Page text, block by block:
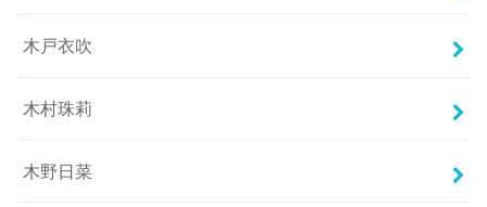
木戸衣吹
木村珠莉
木野日菜